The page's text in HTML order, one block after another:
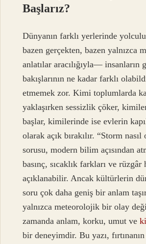
Başlarız?
Dünyanın farklı yerlerinde
bazen gerçekten, bazen yalnızca
anlatılar aracılığıyla— insanların
bakışlarının ne kadar farklı
etmemek zor. Kimi toplumlarda
yaklaşırken sessizlik çöker,
başlar, kimilerinde ise evlerin
olarak açık bırakılır. “Storm nasıl
sorusu, modern bilim açısından
basınç, sıcaklık farkları ve
açıklanabilir. Ancak kültürlerin
soru çok daha geniş bir anlam
yalnızca meteorolojik bir olay
zamanda anlam, korku, umut ve
bir deneyimdir. Bu yazı,